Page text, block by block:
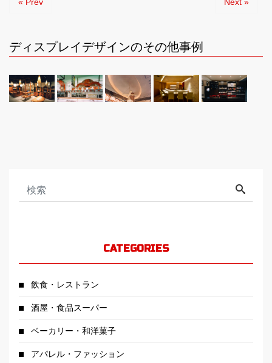
ディスプレイデザインのその他事例
CATEGORIES
飲食・レストラン
酒屋・食品スーパー
ベーカリー・和洋菓子
アパレル・ファッション